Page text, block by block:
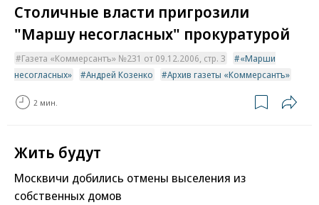
Столичные власти пригрозили
"Маршу несогласных" прокуратурой
Газета «Коммерсантъ» №231 от 09.12.2006, стр. 3
«Марши
несогласных»
Андрей Козенко Архив газеты «Коммерсантъ»
2 мин.
Жить будут
Москвичи добились отмены выселения из
собственных домов